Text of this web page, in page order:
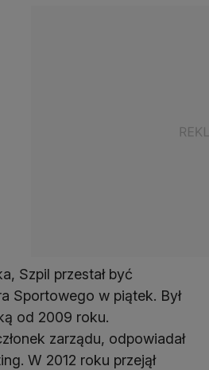
Szpil przestał być
Sportowego w piątek. Był
od 2009 roku.
zarządu, odpowiadał
W 2012 roku przejął